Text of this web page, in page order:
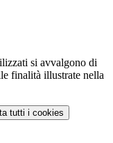
si avvalgono di
finalità illustrate nella
tutti i cookies